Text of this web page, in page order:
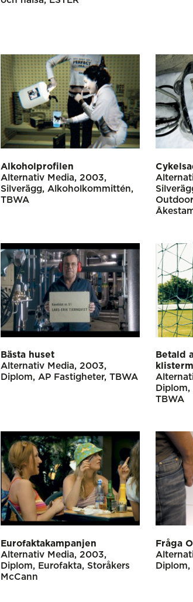
Alkoholprofilen
Alternativ Media
2003
Silverägg
Alkoholkommittén
TBWA
Bästa huset
Alternativ Media
2003
Diplom
AP Fastigheter TBWA
Betald
Diplom
TBWA
Eurofaktakampanjen
Alternativ Media
2003
Diplom
Eurofakta
Storåkers
McCann
Fråga
Diplom